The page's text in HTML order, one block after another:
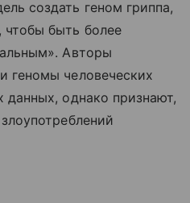
создать геном гриппа,
быть более
Авторы
геномы человеческих
данных, однако признают,